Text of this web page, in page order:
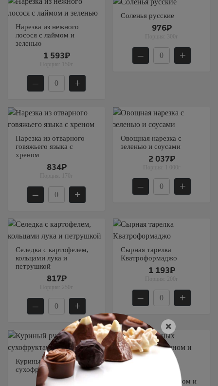
Нарезка из нежного
лосося с лаймом и
зеленью
1 593₽
Порция: 150г
– +
Соленья русские
976₽
Порция: 300г
– +
Нарезка из отварного
говяжьего языка с
хреном
834₽
Порция: 170г
– +
Овощная нарезка с
зеленью и соусами
2 037₽
Порция: 1 000г
– +
Селедка с картофелем,
кольцами лука и
петрушкой
817₽
Порция: 250г
– +
Сырная тарелка
Кватроформаджо
1 193₽
Порция: 200г
– +
Куриный рулет с
сухофруктами
2 896₽
деликатесов с хреном и
×